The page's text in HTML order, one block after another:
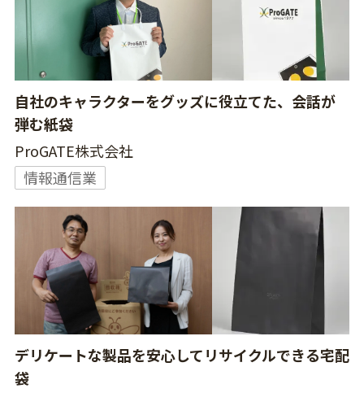
自社のキャラクターをグッズに役立てた、会話が
弾む紙袋
ProGATE株式会社
情報通信業
デリケートな製品を安心してリサイクルできる宅配
袋